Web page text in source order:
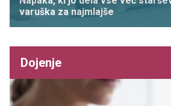
varuška za najmlajše
Dojenje